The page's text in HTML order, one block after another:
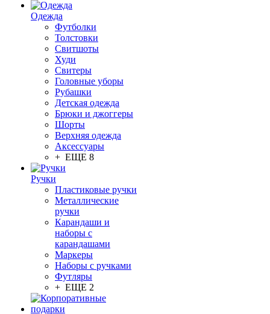
Одежда
Футболки
Толстовки
Свитшоты
Худи
Свитеры
Головные уборы
Рубашки
Детская одежда
Брюки и джоггеры
Шорты
Верхняя одежда
Аксессуары
+ ЕЩЕ 8
Ручки
Пластиковые ручки
Металлические
ручки
Карандаши и
наборы с
карандашами
Маркеры
Наборы с ручками
Футляры
+ ЕЩЕ 2